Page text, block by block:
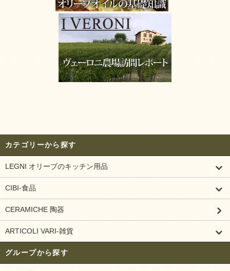
カテゴリーから探す
LEGNI オリーブのキッチン用品
CIBI-食品
CERAMICHE 陶器
ARTICOLI VARI-雑貨
グループから探す